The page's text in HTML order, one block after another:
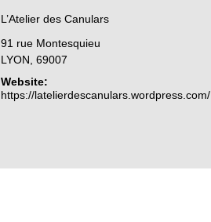
L’Atelier des Canulars
91 rue Montesquieu
LYON 69007
Website:
https://latelierdescanulars.wordpress.com/